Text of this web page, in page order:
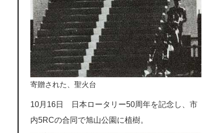
寄贈された、聖火台
10月16日 日本ロータリー50周年を記念し、市
内5RCの合同で旭山公園に植樹。